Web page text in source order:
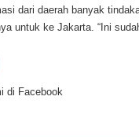
dari daerah banyak
untuk ke Jakarta. “Ini
di Facebook